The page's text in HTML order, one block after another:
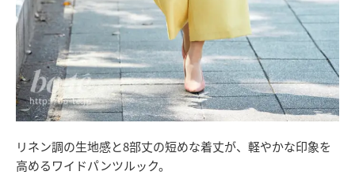
リネン調の生地感と8部丈の短めな着丈が、軽やかな印象を
高めるワイドパンツルック。